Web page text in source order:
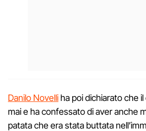
Danilo Novelli ha poi dichiarato che
mai e ha confessato di aver anche
patata che era stata buttata